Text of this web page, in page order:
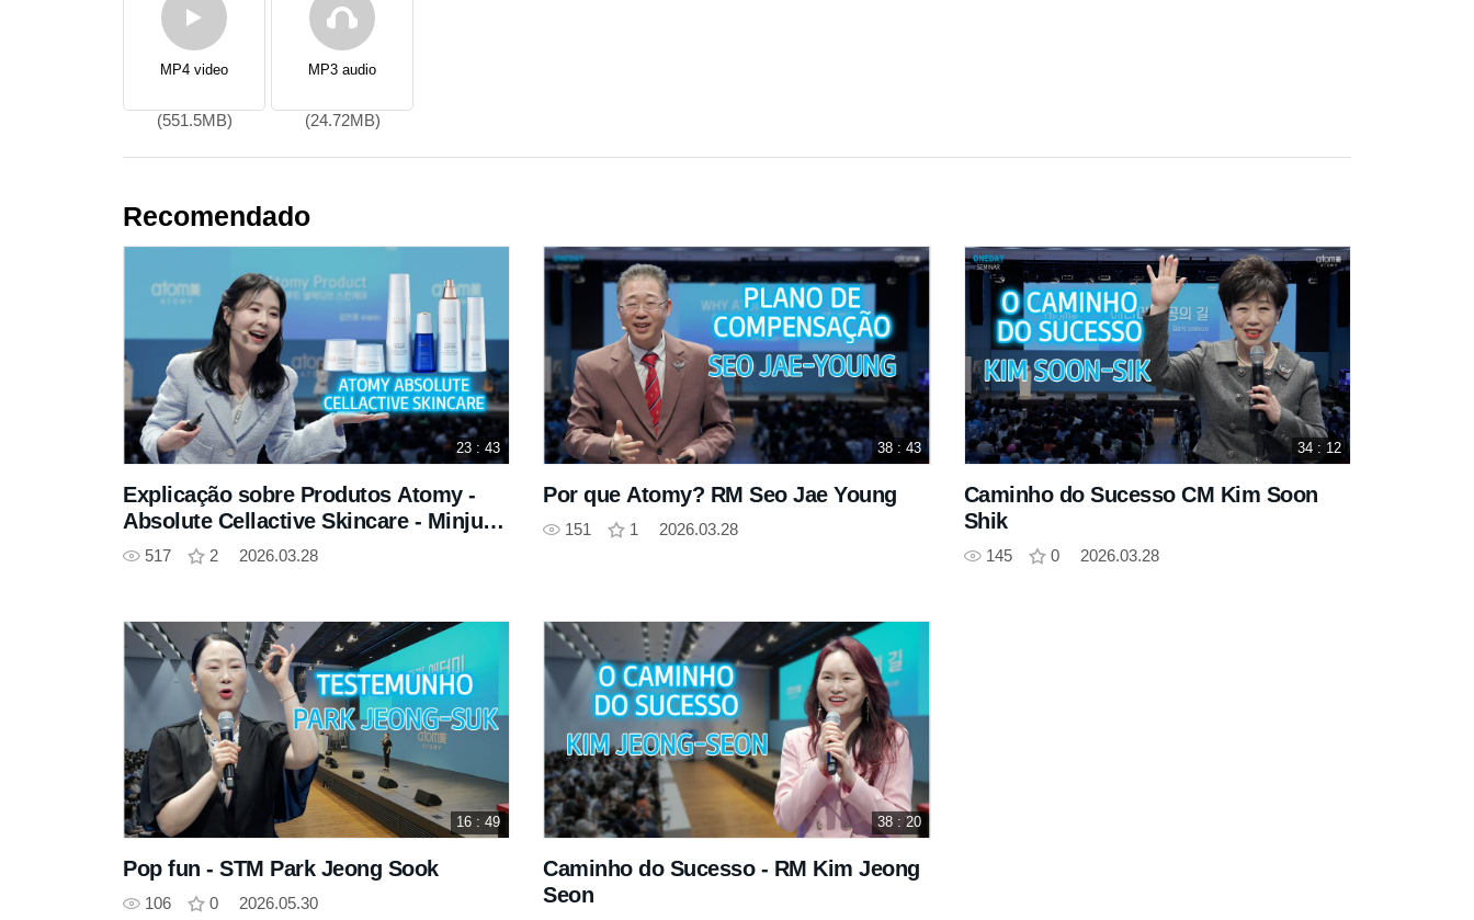
MP4 video
(551.5MB)
MP3 audio
(24.72MB)
Recomendado
Explicação sobre Produtos Atomy -
Absolute Cellactive Skincare - Minjung
Kim Curator
517 2 2026.03.28
23 : 43
Por que Atomy? RM Seo Jae Young
151 1 2026.03.28
38 : 43
Caminho do Sucesso CM Kim Soon
Shik
145 0 2026.03.28
34 : 12
Pop fun - STM Park Jeong Sook
106 0 2026.05.30
16 : 49
Caminho do Sucesso - RM Kim Jeong
Seon
38 : 20